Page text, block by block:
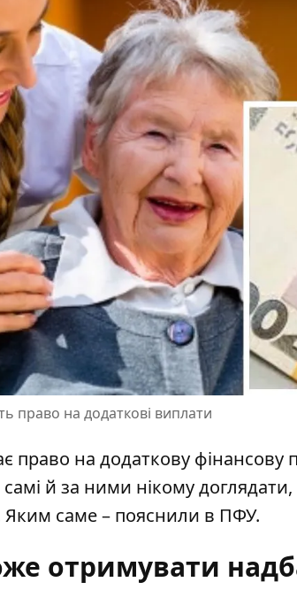
право на додаткові виплати
право на додаткову фінансову
й за ними нікому
Яким саме – пояснили в ПФУ.
отримувати